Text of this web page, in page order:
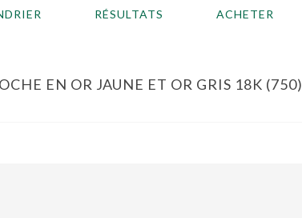
RÉSULTATS ACHETER
EN OR JAUNE ET OR GRIS 18K (750)